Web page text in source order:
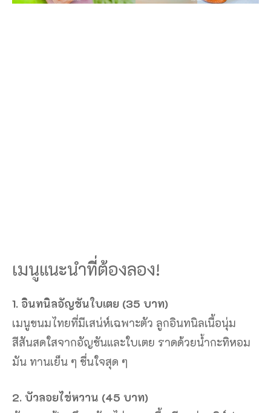
เมนูแนะนำที่ต้องลอง!
1. อินทนิลอัญชันใบเตย (35 บาท)
เมนูขนมไทยที่มีเสน่ห์เฉพาะตัว ลูกอินทนิลเนื้อนุ่ม
สีสันสดใสจากอัญชันและใบเตย ราดด้วยน้ำกะทิหอม
มัน ทานเย็น ๆ ชื่นใจสุด ๆ
2. บัวลอยไข่หวาน (45 บาท)